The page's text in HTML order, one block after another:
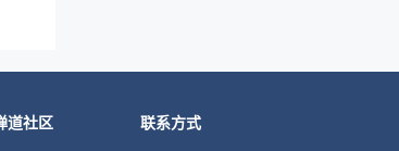
道社区 联系方式